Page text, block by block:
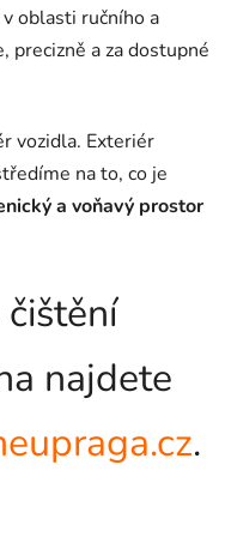
oblasti ručního a
precizně a za dostupné
vozidla. Exteriér
na to, co je
a voňavý prostor
najdete
.